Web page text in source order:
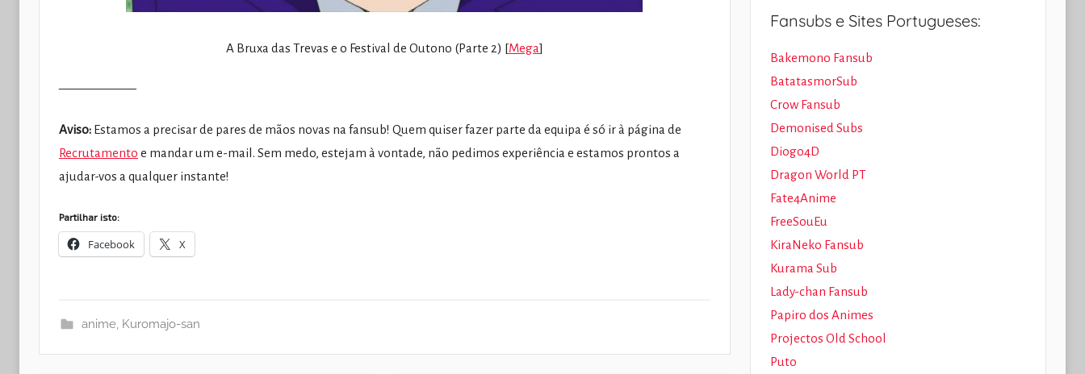
A Bruxa das Trevas e o Festival de Outono (Parte 2) [Mega]
——————
Aviso: Estamos a precisar de pares de mãos novas na fansub! Quem quiser fazer parte da equipa é só ir à página de
Recrutamento e mandar um e-mail. Sem medo, estejam à vontade, não pedimos experiência e estamos prontos a
ajudar-vos a qualquer instante!
Partilhar isto:
Facebook X
anime, Kuromajo-san
Fansubs e Sites Portugueses:
Bakemono Fansub
BatatasmorSub
Crow Fansub
Demonised Subs
Diogo4D
Dragon World PT
Fate4Anime
FreeSouEu
KiraNeko Fansub
Kurama Sub
Lady-chan Fansub
Papiro dos Animes
Projectos Old School
Puto